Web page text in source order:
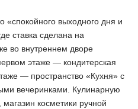
«спокойного выходного дня и
ставка сделана на
во внутреннем дворе
этаже — кондитерская
— пространство «Кухня» с
вечеринками. Кулинарную
косметики ручной